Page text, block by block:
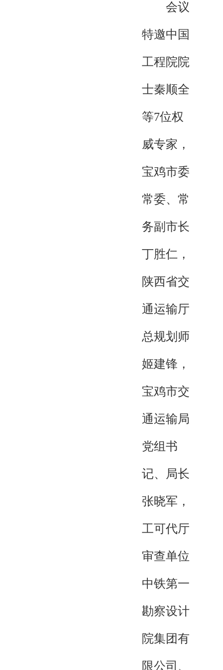
会议
特邀中国
工程院院
士秦顺全
等7位权
威专家，
宝鸡市委
常委、常
务副市长
丁胜仁，
陕西省交
通运输厅
总规划师
姬建锋，
宝鸡市交
通运输局
党组书
记、局长
张晓军，
工可代厅
审查单位
中铁第一
勘察设计
院集团有
限公司、